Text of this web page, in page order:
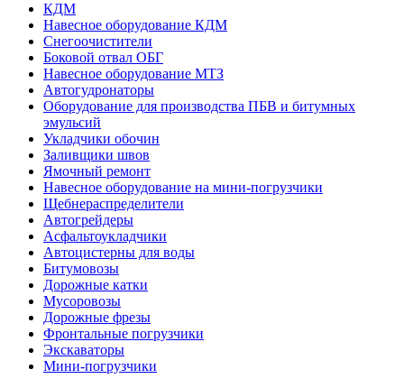
КДМ
Навесное оборудование КДМ
Снегоочистители
Боковой отвал ОБГ
Навесное оборудование МТЗ
Автогудронаторы
Оборудование для производства ПБВ и битумных
эмульсий
Укладчики обочин
Заливщики швов
Ямочный ремонт
Навесное оборудование на мини-погрузчики
Щебнераспределители
Автогрейдеры
Асфальтоукладчики
Автоцистерны для воды
Битумовозы
Дорожные катки
Мусоровозы
Дорожные фрезы
Фронтальные погрузчики
Экскаваторы
Мини-погрузчики